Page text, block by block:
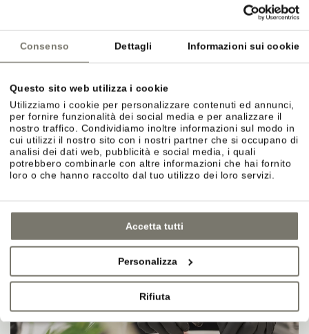
Consenso Dettagli Informazioni sui cookie
Questo sito web utilizza i cookie
Utilizziamo i cookie per personalizzare contenuti ed annunci,
per fornire funzionalità dei social media e per analizzare il
nostro traffico. Condividiamo inoltre informazioni sul modo in
cui utilizzi il nostro sito con i nostri partner che si occupano di
analisi dei dati web, pubblicità e social media, i quali
potrebbero combinarle con altre informazioni che hai fornito
loro o che hanno raccolto dal tuo utilizzo dei loro servizi.
Accetta tutti
Personalizza
Rifiuta